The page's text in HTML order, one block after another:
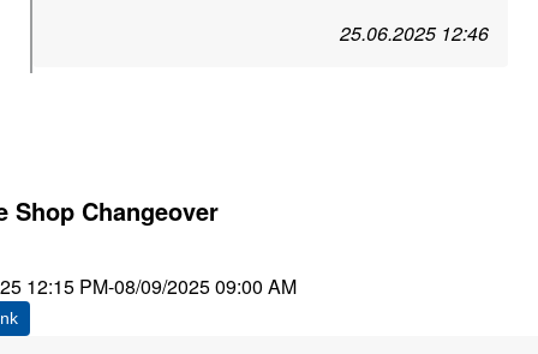
25.06.2025 12:46
Shop Changeover
12:15 PM-08/09/2025 09:00 AM